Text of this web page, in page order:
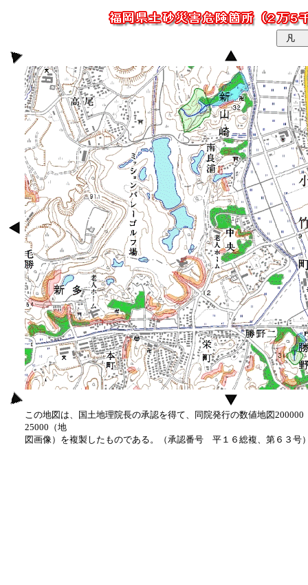
この地図は、国土地理院長の承認を得て、同院発行の数値地図
25000（地
図画像）を複製したものである。（承認番号 平１６総複、第６３号